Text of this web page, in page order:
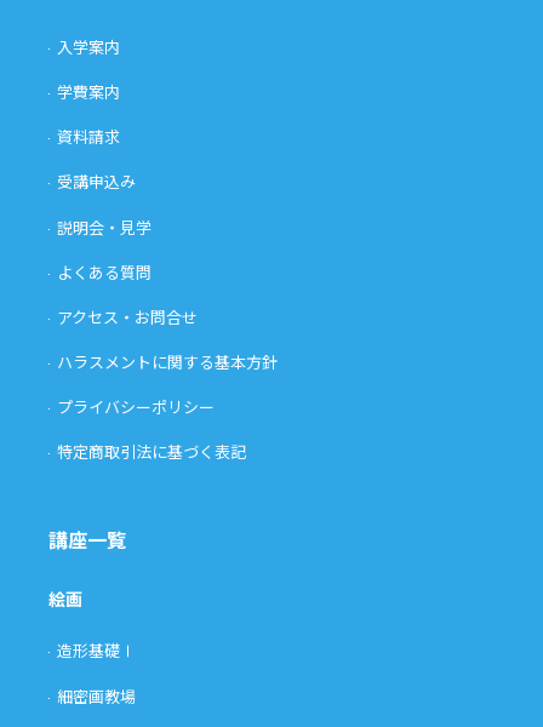
入学案内
学費案内
資料請求
受講申込み
説明会・見学
よくある質問
アクセス・お問合せ
ハラスメントに関する基本方針
プライバシーポリシー
特定商取引法に基づく表記
講座一覧
絵画
造形基礎Ⅰ
細密画教場